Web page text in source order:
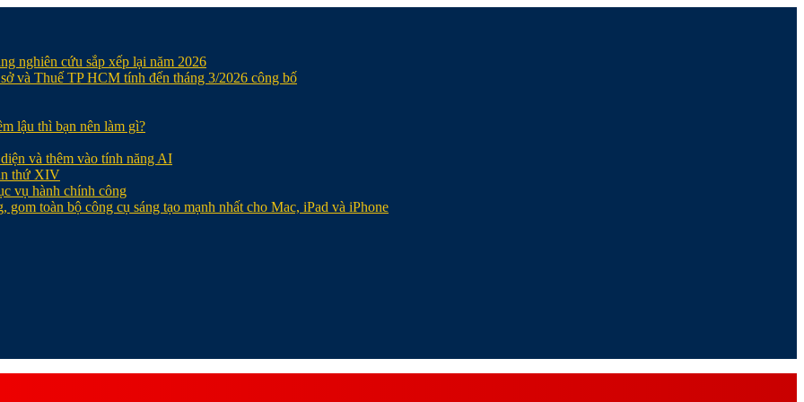
nghiên cứu sắp xếp lại năm 2026
và Thuế TP HCM tính đến tháng 3/2026 công bố
lậu thì bạn nên làm gì?
và thêm vào tính năng AI
thứ XIV
vụ hành chính công
toàn bộ công cụ sáng tạo mạnh nhất cho Mac, iPad và iPhone